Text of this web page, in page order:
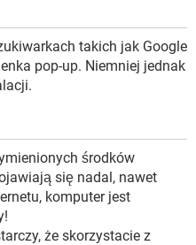
takich jak Google
pop-up. Niemniej jednak
środków
się nadal, nawet
komputer jest
że skorzystacie z